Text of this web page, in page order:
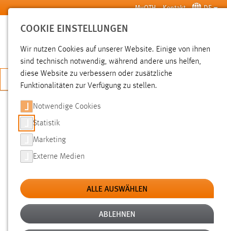
Zum Hauptinhalt springen MyOTH Kontakt DE
SUCHE
JETZT BEWERBEN
SUCHE
FILTER
Typ
Erstellungsdatum
COOKIE EINSTELLUNGEN
Wir nutzen Cookies auf unserer Website. Einige von ihnen
sind technisch notwendig, während andere uns helfen,
diese Website zu verbessern oder zusätzliche
Funktionalitäten zur Verfügung zu stellen.
Notwendige Cookies
Statistik
Marketing
Externe Medien
ALLE AUSWÄHLEN
ABLEHNEN